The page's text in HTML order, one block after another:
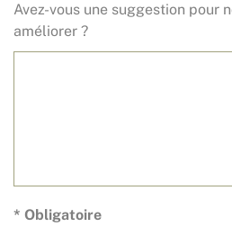
Avez-vous une suggestion pour
améliorer ?
* Obligatoire